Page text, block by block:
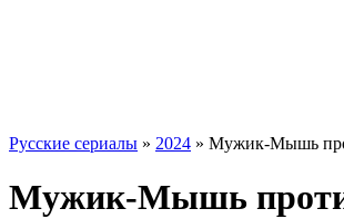
Русские сериалы » 2024 » Мужик-Мышь
Мужик-Мышь